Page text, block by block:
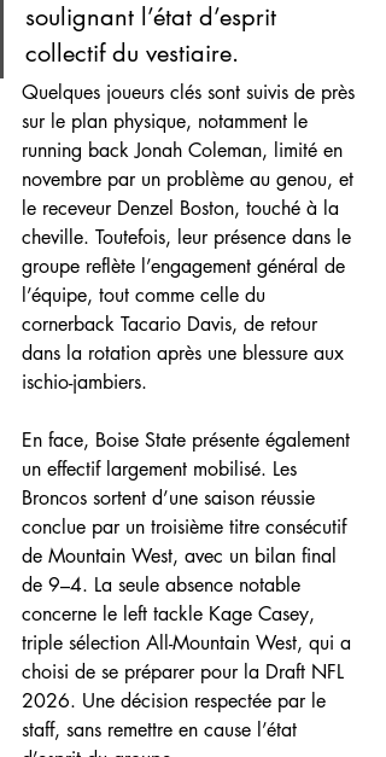
soulignant l’état d’esprit
collectif du vestiaire.
Quelques joueurs clés sont suivis de près
sur le plan physique, notamment le
running back Jonah Coleman, limité en
novembre par un problème au genou, et
le receveur Denzel Boston, touché à la
cheville. Toutefois, leur présence dans le
groupe reflète l’engagement général de
l’équipe, tout comme celle du
cornerback Tacario Davis, de retour
dans la rotation après une blessure aux
ischio-jambiers.
En face, Boise State présente également
un effectif largement mobilisé. Les
Broncos sortent d’une saison réussie
conclue par un troisième titre consécutif
de Mountain West, avec un bilan final
de 9–4. La seule absence notable
concerne le left tackle Kage Casey,
triple sélection All-Mountain West, qui a
choisi de se préparer pour la Draft NFL
2026. Une décision respectée par le
staff, sans remettre en cause l’état